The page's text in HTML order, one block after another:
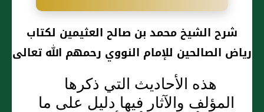
شرح الشيخ محمد بن صالح العثيمين لكتاب
رياض الصالحين للإمام النووي رحمهم الله تعالى
هذه الأحاديث التي ذكرها
المؤلف والآثار فيها دليل على ما